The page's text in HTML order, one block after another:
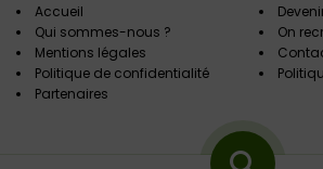
Accueil
Qui sommes-nous ?
Mentions légales
Politique de confidentialité
Partenaires
On